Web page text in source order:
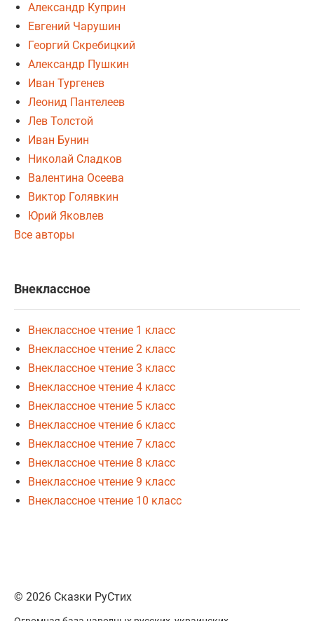
Александр Куприн
Евгений Чарушин
Георгий Скребицкий
Александр Пушкин
Иван Тургенев
Леонид Пантелеев
Лев Толстой
Иван Бунин
Николай Сладков
Валентина Осеева
Виктор Голявкин
Юрий Яковлев
Все авторы
Внеклассное
Внеклассное чтение 1 класс
Внеклассное чтение 2 класс
Внеклассное чтение 3 класс
Внеклассное чтение 4 класс
Внеклассное чтение 5 класс
Внеклассное чтение 6 класс
Внеклассное чтение 7 класс
Внеклассное чтение 8 класс
Внеклассное чтение 9 класс
Внеклассное чтение 10 класс
© 2026 Сказки РуСтих